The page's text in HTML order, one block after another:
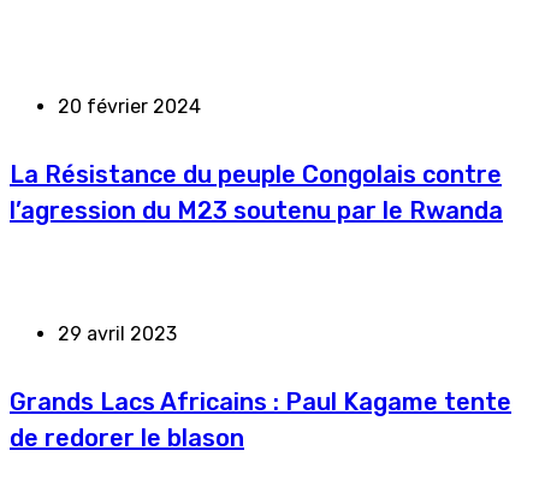
20 février 2024
La Résistance du peuple Congolais contre
l’agression du M23 soutenu par le Rwanda
29 avril 2023
Grands Lacs Africains : Paul Kagame tente
de redorer le blason